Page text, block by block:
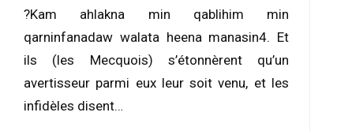
?Kam ahlakna min qablihim min
qarninfanadaw walata heena manasin4. Et
ils (les Mecquois) s’étonnèrent qu’un
avertisseur parmi eux leur soit venu, et les
infidèles disent…